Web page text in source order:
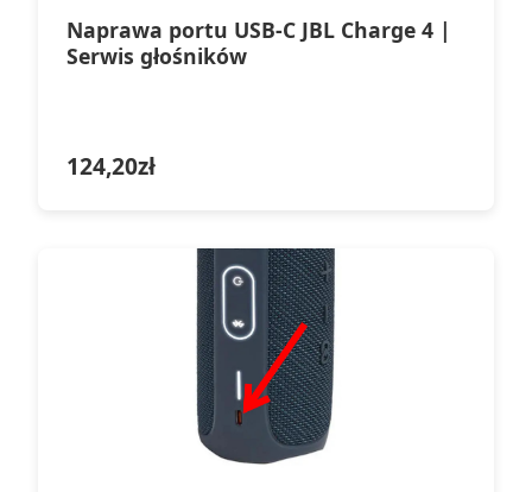
Naprawa portu USB-C JBL Charge 4 |
Serwis głośników
124,20zł